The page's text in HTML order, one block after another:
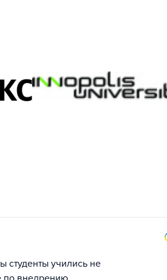
студенты учились не